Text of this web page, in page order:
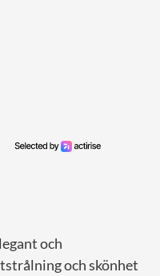
och
och skönhet